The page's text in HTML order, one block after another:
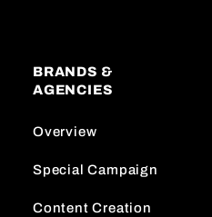
BRANDS &
AGENCIES
Overview
Special Campaign
Content Creation